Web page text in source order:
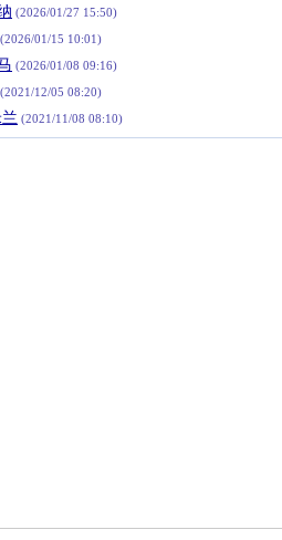
(2026/01/27 15:50)
(2026/01/15 10:01)
(2026/01/08 09:16)
(2021/12/05 08:20)
(2021/11/08 08:10)